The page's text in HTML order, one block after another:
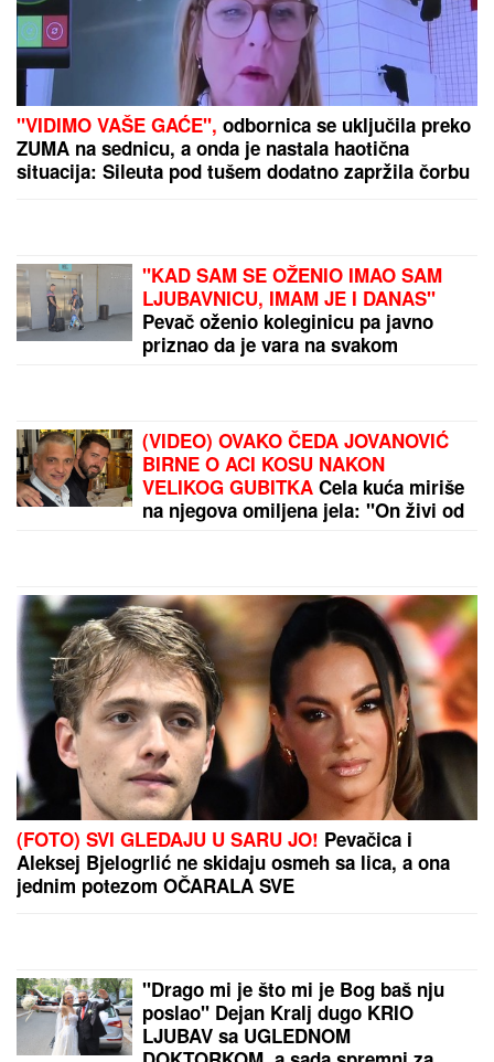
Nizala skandale u Zadruzi, bila sa Filipom Đukićem,
pa nestala! Rodila ćerku i potpuno promenila izgled!
(FOTO)
upućene Draganu: "Svima sam donela samo dobro"
LUDILO U MEČU POTENCIJALNOG RIVALA
ZVEZDE:Palo sedam golova za poluvreme, a u
nastavku... (VIDEO)
by Aklamator
PREPORUKA ZA VAS